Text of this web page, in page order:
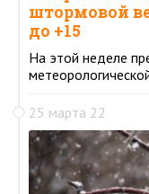
штормовой
до +15
На этой неделе
25 марта 22